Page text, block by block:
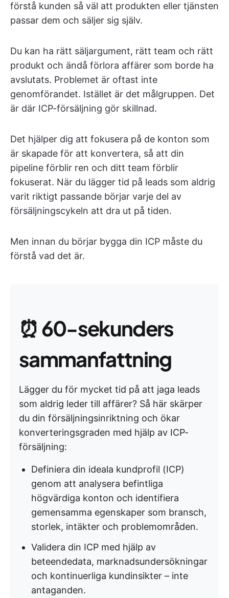
förstå kunden så väl att produkten eller tjänsten
passar dem och säljer sig själv.
Du kan ha rätt säljargument, rätt team och rätt
produkt och ändå förlora affärer som borde ha
avslutats. Problemet är oftast inte
genomförandet. Istället är det målgruppen. Det
är där ICP-försäljning gör skillnad.
Det hjälper dig att fokusera på de konton som
är skapade för att konvertera, så att din
pipeline förblir ren och ditt team förblir
fokuserat. När du lägger tid på leads som aldrig
varit riktigt passande börjar varje del av
försäljningscykeln att dra ut på tiden.
Men innan du börjar bygga din ICP måste du
förstå vad det är.
⏰60-sekunders
sammanfattning
Lägger du för mycket tid på att jaga leads
som aldrig leder till affärer? Så här skärper
du din försäljningsinriktning och ökar
konverteringsgraden med hjälp av ICP-
försäljning:
Definiera din ideala kundprofil (ICP)
genom att analysera befintliga
högvärdiga konton och identifiera
gemensamma egenskaper som bransch,
storlek, intäkter och problemområden.
Validera din ICP med hjälp av
beteendedata, marknadsundersökningar
och kontinuerliga kundinsikter – inte
antaganden.